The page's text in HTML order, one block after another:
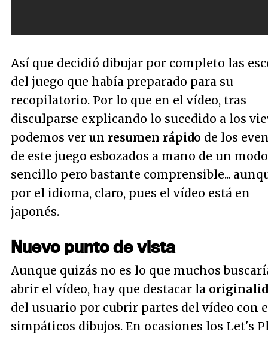
Así que decidió dibujar por completo las
del juego que había preparado para su
recopilatorio. Por lo que en el vídeo, tras
disculparse explicando lo sucedido a los
podemos ver un resumen rápido de los
de este juego esbozados a mano de un modo
sencillo pero bastante comprensible...
por el idioma, claro, pues el vídeo está en
japonés.
Nuevo punto de vista
Aunque quizás no es lo que muchos
abrir el vídeo, hay que destacar la
del usuario por cubrir partes del vídeo con
simpáticos dibujos. En ocasiones los Let's